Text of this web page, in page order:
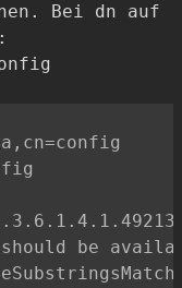
Bei dn auf
be